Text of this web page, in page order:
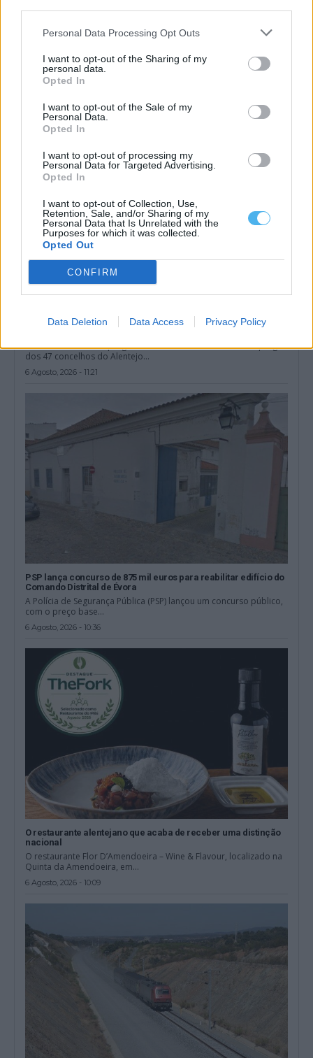
Personal Data Processing Opt Outs
I want to opt-out of the Sharing of my
personal data.
Opted In
I want to opt-out of the Sale of my
Personal Data.
Opted In
I want to opt-out of processing my
Personal Data for Targeted Advertising.
Opted In
I want to opt-out of Collection, Use,
Retention, Sale, and/or Sharing of my
Personal Data that Is Unrelated with the
Purposes for which it was collected.
Opted Out
CONFIRM
Data Deletion Data Access Privacy Policy
Homem procurado na Moldova por tráfico de seres humanos
detido em Reguengos de Monsaraz
Um homem de 31 anos foi detido pela PSP em Reguengos de
6 Agosto, 2026 - 11:33
Desemprego no Alentejo diminuiu 22,5% no primeiro semestre
O número de desempregados inscritos nos centros de emprego
dos 47 concelhos do Alentejo...
6 Agosto, 2026 - 11:21
PSP lança concurso de 875 mil euros para reabilitar edifício do
Comando Distrital de Évora
A Polícia de Segurança Pública (PSP) lançou um concurso público,
com o preço base...
6 Agosto, 2026 - 10:36
O restaurante alentejano que acaba de receber uma distinção
nacional
O restaurante Flor D’Amendoeira – Wine & Flavour, localizado na
Quinta da Amendoeira, em...
6 Agosto, 2026 - 10:09